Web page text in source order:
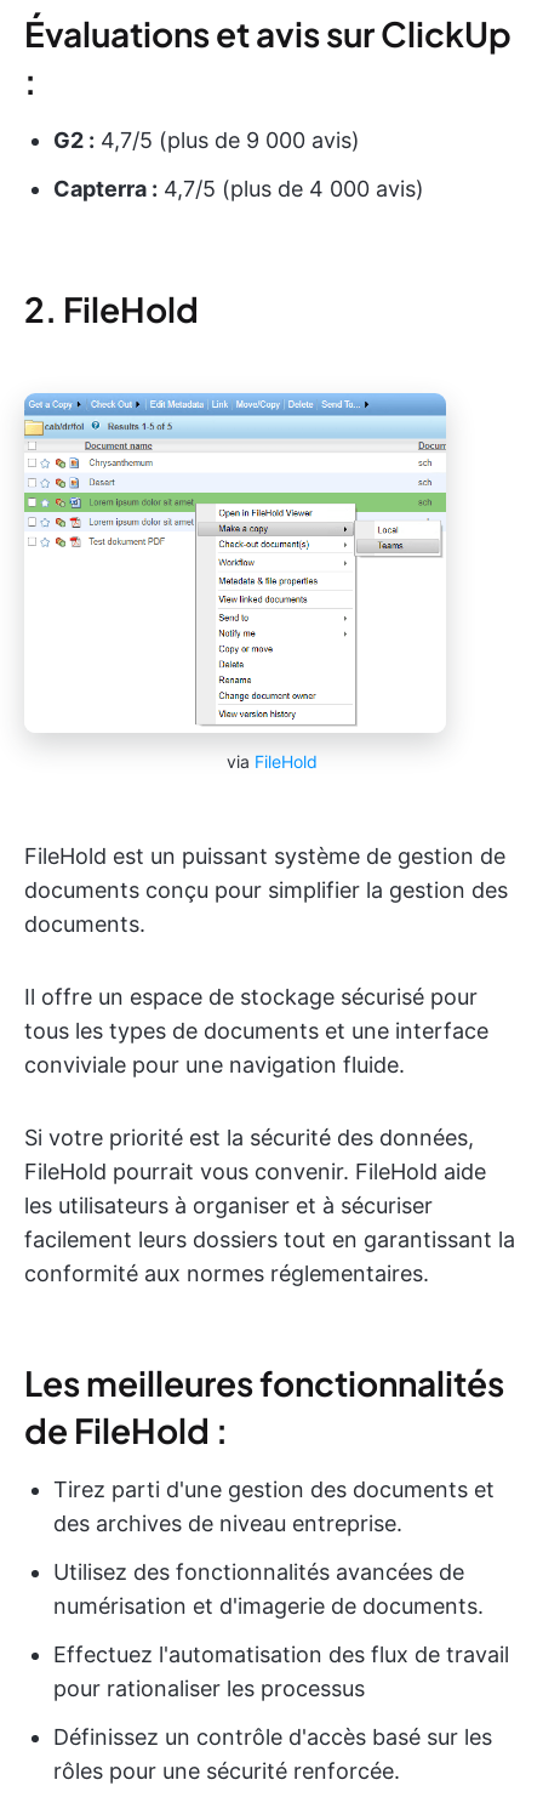
Évaluations et avis sur ClickUp
:
G2 : 4,7/5 (plus de 9 000 avis)
Capterra : 4,7/5 (plus de 4 000 avis)
2. FileHold
via FileHold
FileHold est un puissant système de gestion de
documents conçu pour simplifier la gestion des
documents.
Il offre un espace de stockage sécurisé pour
tous les types de documents et une interface
conviviale pour une navigation fluide.
Si votre priorité est la sécurité des données,
FileHold pourrait vous convenir. FileHold aide
les utilisateurs à organiser et à sécuriser
facilement leurs dossiers tout en garantissant la
conformité aux normes réglementaires.
Les meilleures fonctionnalités
de FileHold :
Tirez parti d'une gestion des documents et
des archives de niveau entreprise.
Utilisez des fonctionnalités avancées de
numérisation et d'imagerie de documents.
Effectuez l'automatisation des flux de travail
pour rationaliser les processus
Définissez un contrôle d'accès basé sur les
rôles pour une sécurité renforcée.